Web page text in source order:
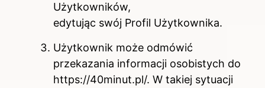
Użytkowników,
edytując swój Profil Użytkownika.
Użytkownik może odmówić
przekazania informacji osobistych do
https://40minut.pl/. W takiej sytuacji